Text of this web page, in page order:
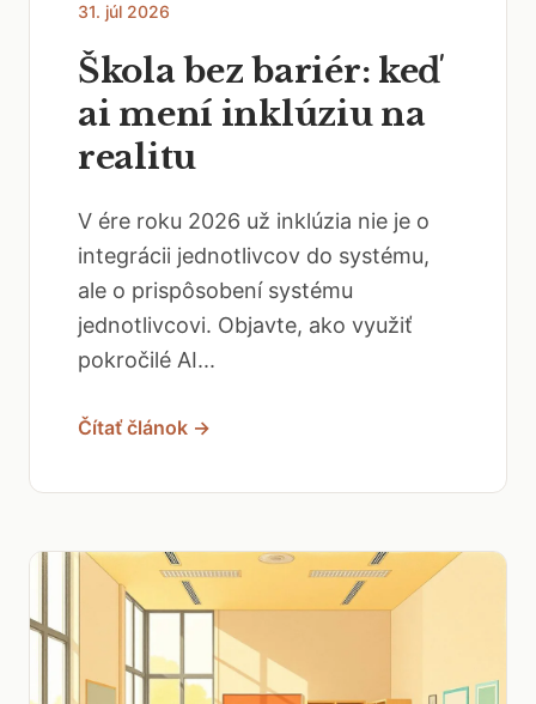
31. júl 2026
Škola bez bariér: keď
ai mení inklúziu na
realitu
V ére roku 2026 už inklúzia nie je o
integrácii jednotlivcov do systému,
ale o prispôsobení systému
jednotlivcovi. Objavte, ako využiť
pokročilé AI...
Čítať článok →